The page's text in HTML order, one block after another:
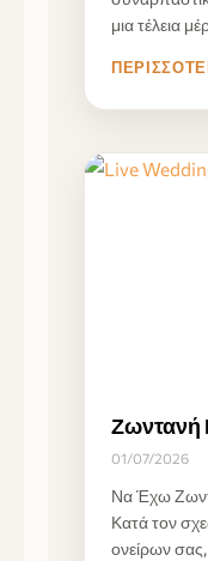
μια τέλεια
Ζωντανή
01/07/2026
Να Έχω
Κατά τον
ονείρων